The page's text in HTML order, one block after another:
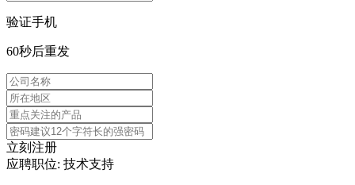
验证手机
60秒后重发
立刻注册
应聘职位: 技术支持